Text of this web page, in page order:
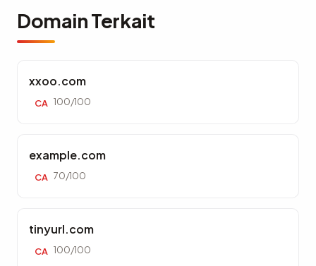
Domain Terkait
xxoo.com
CA 100/100
example.com
CA 70/100
tinyurl.com
CA 100/100